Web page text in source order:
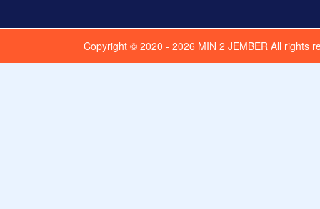
Copyright © 2020 - 2026 MIN 2 JEMBER All rights